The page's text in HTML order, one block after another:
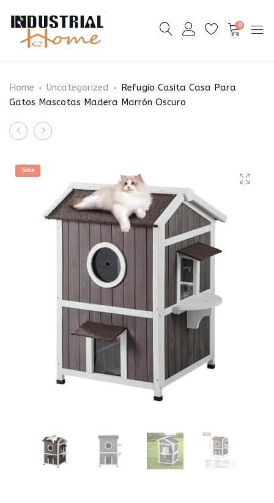
0
Home Uncategorized
Refugio Casita Casa Para
Gatos Mascotas Madera Marrón Oscuro
Product
Refugio
Para
Exterior
Marrón
Refugio
Para
Gatos
Mascotas
De
Sale